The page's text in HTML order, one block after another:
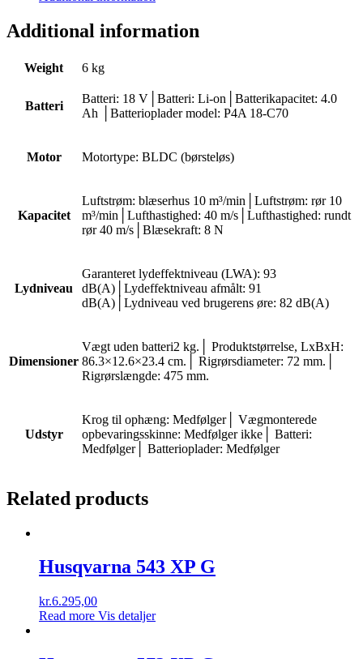
Additional information
Weight 6 kg
Batteri
Batteri: 18 V│Batteri: Li-on│Batterikapacitet: 4.0
Ah │Batterioplader model: P4A 18-C70
Motor Motortype: BLDC (børsteløs)
Kapacitet
Luftstrøm: blæserhus 10 m³/min│Luftstrøm: rør 10
m³/min│Lufthastighed: 40 m/s│Lufthastighed: rundt
rør 40 m/s│Blæsekraft: 8 N
Lydniveau
Garanteret lydeffektniveau (LWA): 93
dB(A)│Lydeffektniveau afmålt: 91
dB(A)│Lydniveau ved brugerens øre: 82 dB(A)
Dimensioner
Vægt uden batteri2 kg.│ Produktstørrelse, LxBxH:
86.3×12.6×23.4 cm.│ Rigrørsdiameter: 72 mm.│
Rigrørslængde: 475 mm.
Udstyr
Krog til ophæng: Medfølger│ Vægmonterede
opbevaringsskinne: Medfølger ikke│ Batteri:
Medfølger│ Batterioplader: Medfølger
Related products
Husqvarna 543 XP G
kr.6.295,00
Read more Vis detaljer